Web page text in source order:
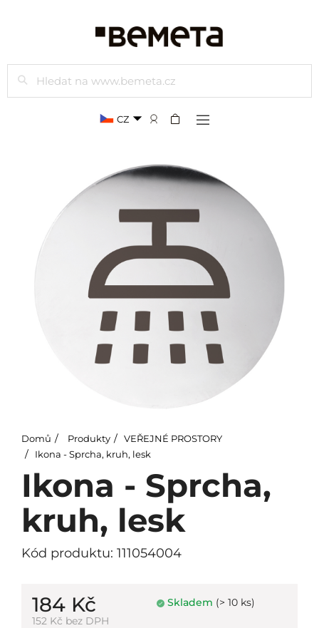
Hledat
CZ
Domů Produkty
VEŘEJNÉ PROSTORY
Ikona - Sprcha, kruh, lesk
Ikona - Sprcha,
kruh, lesk
Kód produktu: 111054004
184 Kč
152 Kč bez DPH
Skladem (> 10 ks)